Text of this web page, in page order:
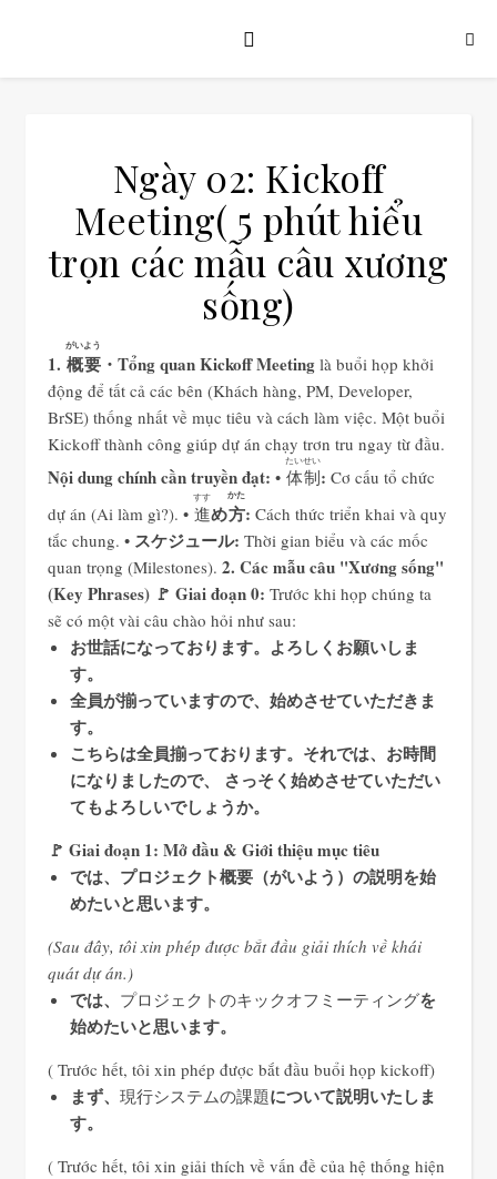
Ngày 02: Kickoff
Meeting( 5 phút hiểu
trọn các mẫu câu xương
sống)
1. 概要
がいよう
・Tổng quanKickoff Meeting là buổi họp khởi
động để tất cả các bên (Khách hàng, PM, Developer,
BrSE) thống nhất về mục tiêu và cách làm việc. Một buổi
Kickoff thành công giúp dự án chạy trơn tru ngay từ đầu.
Nội dung chính cần truyền đạt: • 体制
たいせい
: Cơ cấu tổ chức
dự án (Ai làm gì?). • 進
すす
め方
かた
: Cách thức triển khai và quy
tắc chung. • スケジュール: Thời gian biểu và các mốc
quan trọng (Milestones). 2. Các mẫu câu "Xương sống"
(Key Phrases) 🚩 Giai đoạn 0: Trước khi họp chúng ta
sẽ có một vài câu chào hỏi như sau:
お世話になっております。よろしくお願いしま
す。
全員が揃っていますので、始めさせていただきま
す。
こちらは全員揃っております。 それでは、お時間
になりましたので、 さっそく始めさせていただい
てもよろしいでしょうか。
🚩 Giai đoạn 1: Mở đầu & Giới thiệu mục tiêu
では、プロジェクト概要（がいよう）の説明を始
めたいと思います。
(Sau đây, tôi xin phép được bắt đầu giải thích về khái
quát dự án.)
では、 プロジェクトのキックオフミーティングを
始めたいと思います。
( Trước hết, tôi xin phép được bắt đầu buổi họp kickoff)
まず、 現行システムの課題について説明いたしま
す。
( Trước hết, tôi xin giải thích về vấn đề của hệ thống hiện